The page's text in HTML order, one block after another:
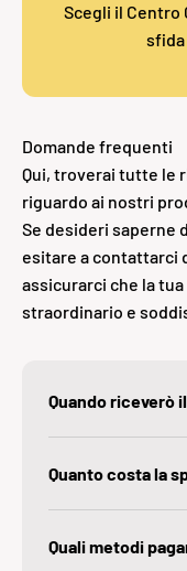
Scegli il Centro
sfida
Domande frequenti
Qui, troverai tutte le
riguardo ai nostri
Se desideri saperne
esitare a contattarci
assicurarci che la
straordinario e
Quando riceverò
Quanto costa la
Quali metodi